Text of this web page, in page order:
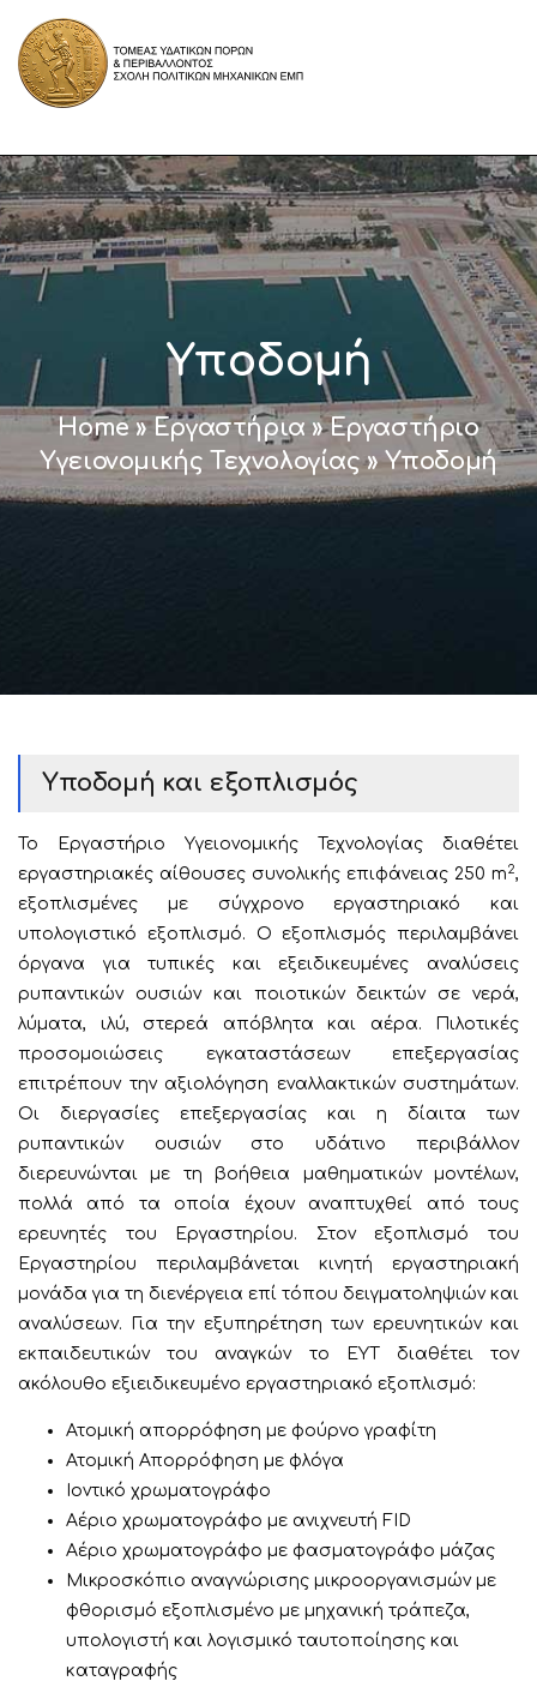
Υποδομή
Home»Εργαστήρια »Εργαστήριο
Υγειονομικής Τεχνολογίας»Υποδομή
Υποδομή και εξοπλισμός
Το Εργαστήριο Υγειονομικής Τεχνολογίας διαθέτει
εργαστηριακές αίθουσες συνολικής επιφάνειας 250 m2,
εξοπλισμένες με σύγχρονο εργαστηριακό και
υπολογιστικό εξοπλισμό. Ο εξοπλισμός περιλαμβάνει
όργανα για τυπικές και εξειδικευμένες αναλύσεις
ρυπαντικών ουσιών και ποιοτικών δεικτών σε νερά,
λύματα, ιλύ, στερεά απόβλητα και αέρα. Πιλοτικές
προσομοιώσεις εγκαταστάσεων επεξεργασίας
επιτρέπουν την αξιολόγηση εναλλακτικών συστημάτων.
Οι διεργασίες επεξεργασίας και η δίαιτα των
ρυπαντικών ουσιών στο υδάτινο περιβάλλον
διερευνώνται με τη βοήθεια μαθηματικών μοντέλων,
πολλά από τα οποία έχουν αναπτυχθεί από τους
ερευνητές του Εργαστηρίου. Στον εξοπλισμό του
Εργαστηρίου περιλαμβάνεται κινητή εργαστηριακή
μονάδα για τη διενέργεια επί τόπου δειγματοληψιών και
αναλύσεων. Για την εξυπηρέτηση των ερευνητικών και
εκπαιδευτικών του αναγκών το ΕΥΤ διαθέτει τον
ακόλουθο εξιειδικευμένο εργαστηριακό εξοπλισμό:
Ατομική απορρόφηση με φούρνο γραφίτη
Ατομική Απορρόφηση με φλόγα
Ιοντικό χρωματογράφο
Αέριο χρωματογράφο με ανιχνευτή FID
Αέριο χρωματογράφο με φασματογράφο μάζας
Μικροσκόπιο αναγνώρισης μικροοργανισμών με
φθορισμό εξοπλισμένο με μηχανική τράπεζα,
υπολογιστή και λογισμικό ταυτοποίησης και
καταγραφής